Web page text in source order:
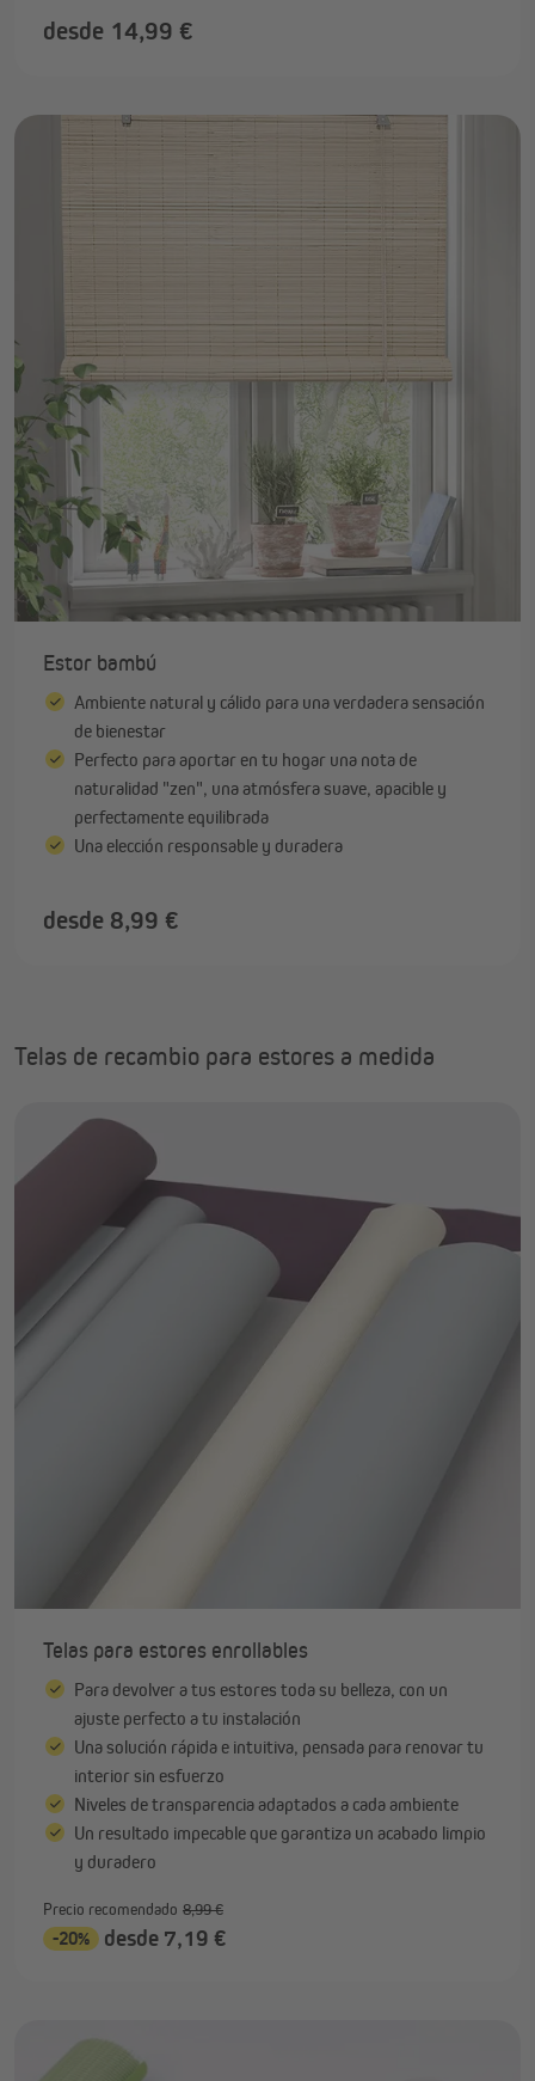
desde 14,99 €
Estor bambú
Ambiente natural y cálido para una verdadera sensación
de bienestar
Perfecto para aportar en tu hogar una nota de
naturalidad "zen", una atmósfera suave, apacible y
perfectamente equilibrada
Una elección responsable y duradera
desde 8,99 €
Telas de recambio para estores a medida
Telas para estores enrollables
Para devolver a tus estores toda su belleza, con un
ajuste perfecto a tu instalación
Una solución rápida e intuitiva, pensada para renovar tu
interior sin esfuerzo
Niveles de transparencia adaptados a cada ambiente
Un resultado impecable que garantiza un acabado limpio
y duradero
Precio recomendado 8,99 €
-20% desde 7,19 €